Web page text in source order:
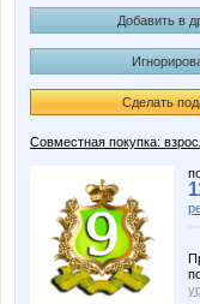
Добавить в
Сделать
Совместная покупка: